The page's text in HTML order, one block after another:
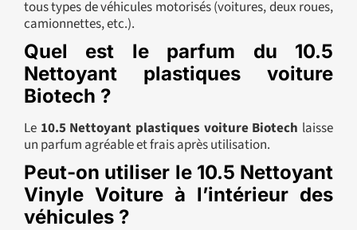
tous types de véhicules motorisés (voitures, deux roues,
camionnettes, etc.).
Quel est le parfum du 10.5
Nettoyant plastiques voiture
Biotech ?
Le 10.5 Nettoyant plastiques voiture Biotech laisse
un parfum agréable et frais après utilisation.
Peut-on utiliser le 10.5 Nettoyant
Vinyle Voiture à l’intérieur des
véhicules ?